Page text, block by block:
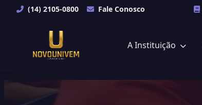
(14) 2105-0800 Fale Conosco
A Instituição